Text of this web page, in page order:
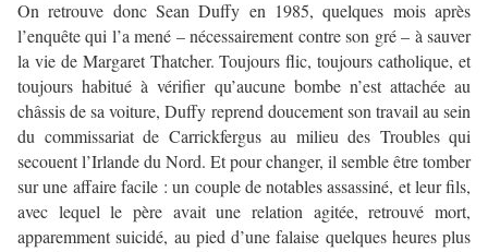
On retrouve donc Sean Duffy en 1985, quelques mois après
l’enquête qui l’a mené – nécessairement contre son gré – à sauver
la vie de Margaret Thatcher. Toujours flic, toujours catholique, et
toujours habitué à vérifier qu’aucune bombe n’est attachée au
châssis de sa voiture, Duffy reprend doucement son travail au sein
du commissariat de Carrickfergus au milieu des Troubles qui
secouent l’Irlande du Nord. Et pour changer, il semble être tomber
sur une affaire facile : un couple de notables assassiné, et leur fils,
avec lequel le père avait une relation agitée, retrouvé mort,
apparemment suicidé, au pied d’une falaise quelques heures plus